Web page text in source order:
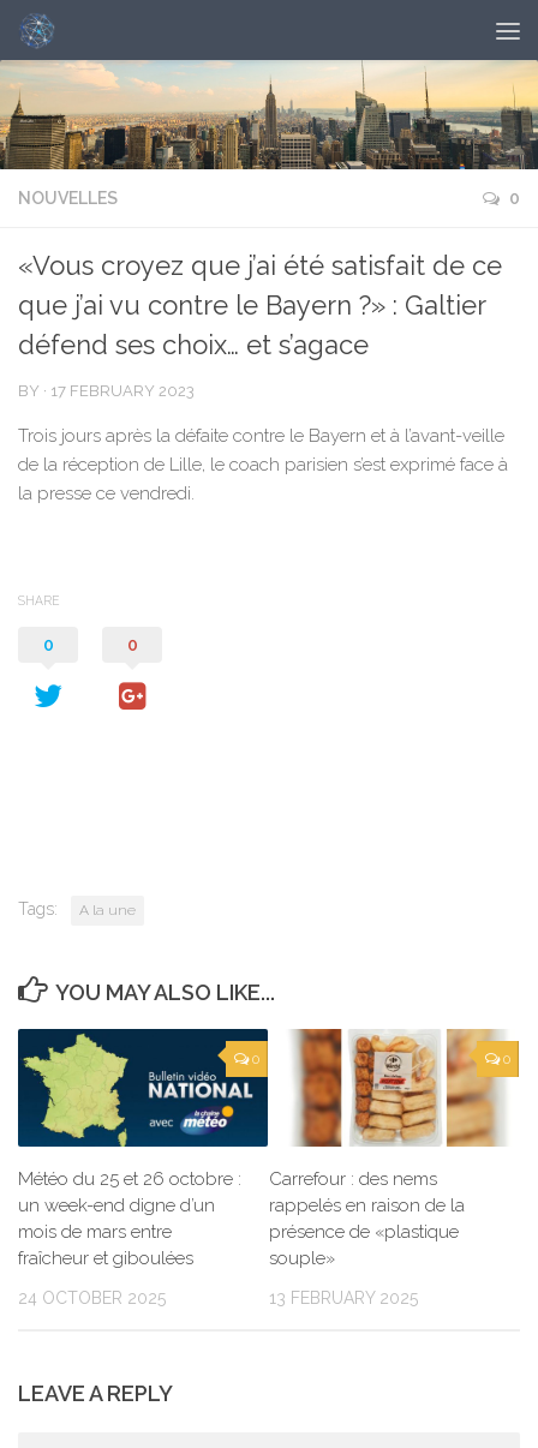
NOUVELLES 0
«Vous croyez que j’ai été satisfait de ce
que j’ai vu contre le Bayern ?» : Galtier
défend ses choix… et s’agace
BY · 17 FEBRUARY 2023
Trois jours après la défaite contre le Bayern et à l’avant-veille
de la réception de Lille, le coach parisien s’est exprimé face à
la presse ce vendredi.
SHARE
0 0
Tags: A la une
YOU MAY ALSO LIKE...
0
Météo du 25 et 26 octobre :
un week-end digne d’un
mois de mars entre
fraîcheur et giboulées
24 OCTOBER 2025
0
Carrefour : des nems
rappelés en raison de la
présence de «plastique
souple»
13 FEBRUARY 2025
LEAVE A REPLY